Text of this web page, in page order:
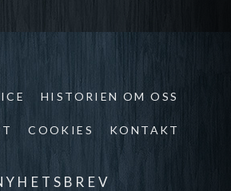
HISTORIEN OM OSS
COOKIES KONTAKT